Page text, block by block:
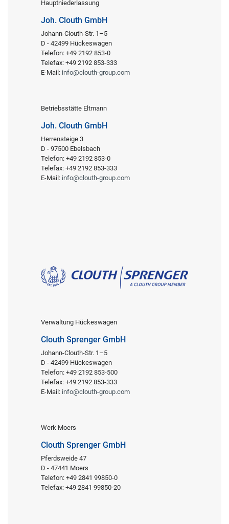
Hauptniederlassung
Joh. Clouth GmbH
Johann-Clouth-Str. 1–5
D - 42499 Hückeswagen
Telefon: +49 2192 853-0
Telefax: +49 2192 853-333
E-Mail: info@clouth-group.com
Betriebsstätte Eltmann
Joh. Clouth GmbH
Herrensteige 3
D - 97500 Ebelsbach
Telefon: +49 2192 853-0
Telefax: +49 2192 853-333
E-Mail: info@clouth-group.com
Verwaltung Hückeswagen
Clouth Sprenger GmbH
Johann-Clouth-Str. 1–5
D - 42499 Hückeswagen
Telefon: +49 2192 853-500
Telefax: +49 2192 853-333
E-Mail: info@clouth-group.com
Werk Moers
Clouth Sprenger GmbH
Pferdsweide 47
D - 47441 Moers
Telefon: +49 2841 99850-0
Telefax: +49 2841 99850-20